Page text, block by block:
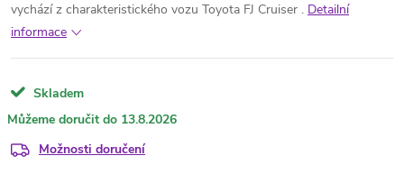
vychází z charakteristického vozu Toyota FJ Cruiser . Detailní
informace
Skladem
13.8.2026
Možnosti doručení